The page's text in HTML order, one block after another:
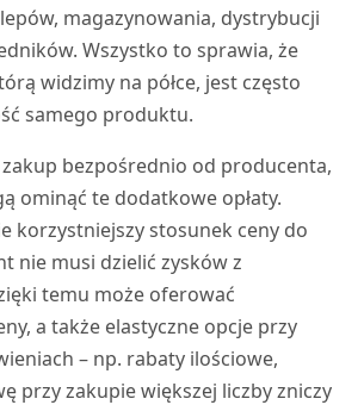
magazynowania, dystrybucji
Wszystko to sprawia, że
widzimy na półce, jest często
samego produktu.
zakup bezpośrednio od producenta,
ominąć te dodatkowe opłaty.
korzystniejszy stosunek ceny do
nie musi dzielić zysków z
temu może oferować
a także elastyczne opcje przy
– np. rabaty ilościowe,
przy zakupie większej liczby zniczy